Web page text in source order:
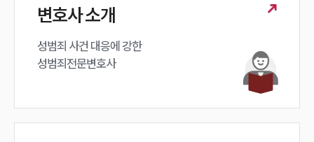
변호사 소개
성범죄 사건 대응에 강한
성범죄전문변호사